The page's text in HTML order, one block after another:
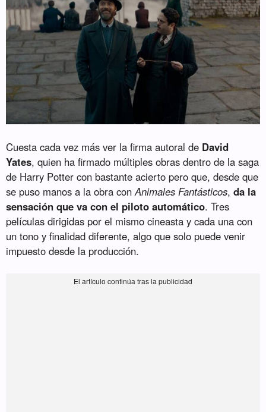
Cuesta cada vez más ver la firma autoral de David
Yates, quien ha firmado múltiples obras dentro de la saga
de Harry Potter con bastante acierto pero que, desde que
se puso manos a la obra conAnimales Fantásticos,da la
sensación que va con el piloto automático. Tres
películas dirigidas por el mismo cineasta y cada una con
un tono y finalidad diferente, algo que solo puede venir
impuesto desde la producción.